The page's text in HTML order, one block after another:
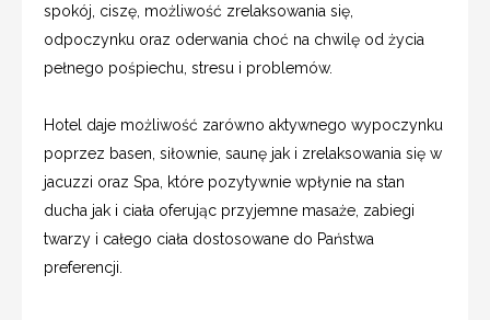
spokój, ciszę, możliwość zrelaksowania się,
odpoczynku oraz oderwania choć na chwilę od życia
pełnego pośpiechu, stresu i problemów.
Hotel daje możliwość zarówno aktywnego wypoczynku
poprzez basen, siłownie, saunę jak i zrelaksowania się w
jacuzzi oraz Spa, które pozytywnie wpłynie na stan
ducha jak i ciała oferując przyjemne masaże, zabiegi
twarzy i całego ciała dostosowane do Państwa
preferencji.